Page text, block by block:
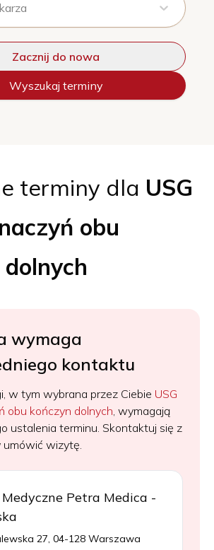
Zacznij do nowa
Wyszukaj terminy
terminy dla USG
obu
wymaga
kontaktu
w tym wybrana przez Ciebie USG
obu kończyn dolnych, wymagają
ustalenia terminu. Skontaktuj się z
umówić wizytę.
Petra Medica -
27, 04-128 Warszawa